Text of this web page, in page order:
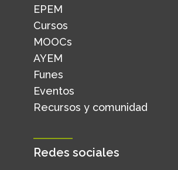
EPEM
Cursos
MOOCs
AYEM
Funes
Eventos
Recursos y comunidad
Redes sociales